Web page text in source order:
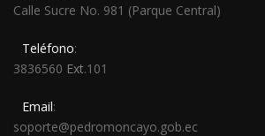
Calle Sucre No. 981 (Parque Central)
Teléfono:
3836560 Ext.101
Email:
soporte@pedromoncayo.gob.ec